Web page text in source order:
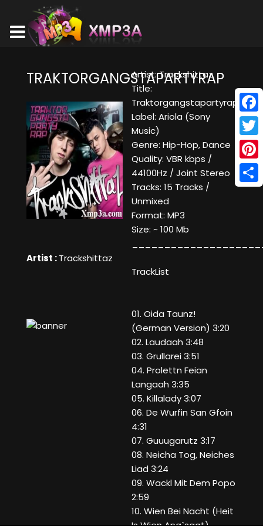
TRAKTORGANGSTAPARTYRAP
Artist :Trackshittaz
Artist: Trackshittaz
Title:
Traktorgangstapartyrap
Label: Ariola (Sony
Music)
Genre: Hip-Hop, Dance
Quality: VBR kbps /
44100Hz / Joint Stereo
Tracks: 15 Tracks /
Unmixed
Format: MP3
Size: ~ 100 Mb
TrackList
01. Oida Taunz!
(German Version) 3:20
02. Laudaah 3:48
03. Grullarei 3:51
04. Prolettn Feian
Langaah 3:35
05. Killalady 3:07
06. De Wurfin San Gfoin
4:31
07. Guuugarutz 3:17
08. Neicha Tog, Neiches
Liad 3:24
09. Wackl Mit Dem Popo
2:59
10. Wien Bei Nacht (Heit